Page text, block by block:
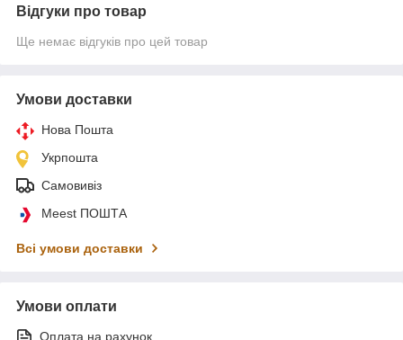
Відгуки про товар
Ще немає відгуків про цей товар
Умови доставки
Нова Пошта
Укрпошта
Самовивіз
Meest ПОШТА
Всі умови доставки
Умови оплати
Оплата на рахунок